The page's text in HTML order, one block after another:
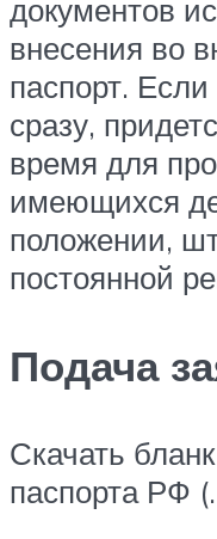
документов
внесения во
паспорт.
сразу,
время для
имеющихся
положении,
постоянной
Подача
Скачать
паспорта РФ